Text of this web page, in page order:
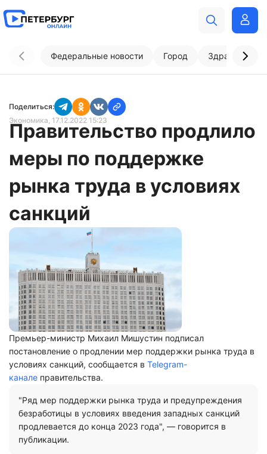
Федеральные новости Город
Поделиться:
Экономика, 17.12.2022 15:23
Правительство продлило
меры по поддержке
рынка труда в условиях
санкций
Премьер-министр Михаил Мишустин подписал
постановление о продлении мер поддержки рынка труда в
условиях санкций, сообщается в Telegram-
канале правительства.
"Ряд мер поддержки рынка труда и предупреждения
безработицы в условиях введения западных санкций
продлевается до конца 2023 года", — говорится в
публикации.